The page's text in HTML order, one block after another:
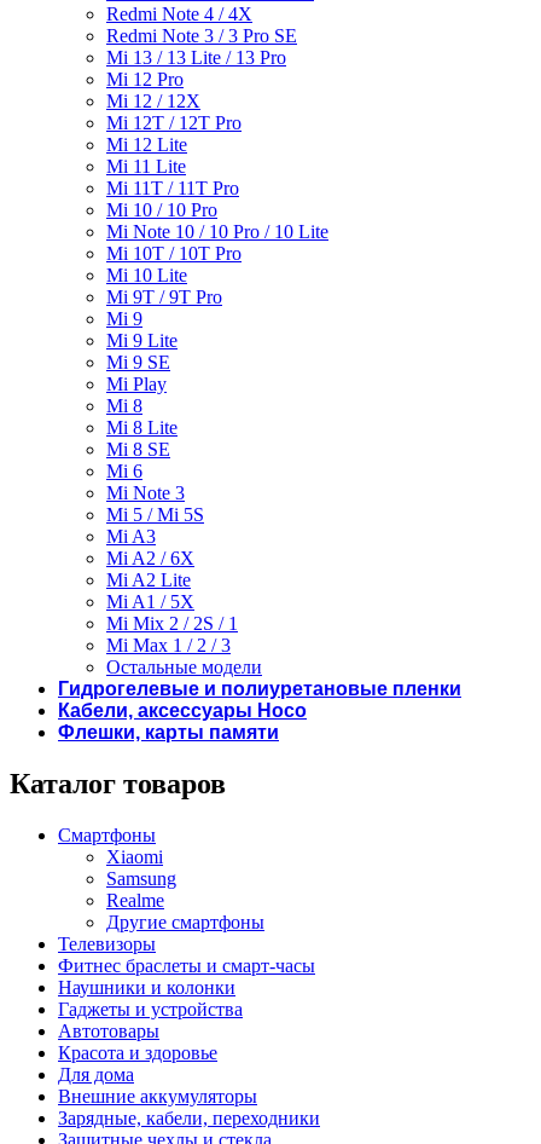
Redmi Note 4 / 4X
Redmi Note 3 / 3 Pro SE
Mi 13 / 13 Lite / 13 Pro
Mi 12 Pro
Mi 12 / 12X
Mi 12T / 12T Pro
Mi 12 Lite
Mi 11 Lite
Mi 11T / 11T Pro
Mi 10 / 10 Pro
Mi Note 10 / 10 Pro / 10 Lite
Mi 10T / 10T Pro
Mi 10 Lite
Mi 9T / 9T Pro
Mi 9
Mi 9 Lite
Mi 9 SE
Mi Play
Mi 8
Mi 8 Lite
Mi 8 SE
Mi 6
Mi Note 3
Mi 5 / Mi 5S
Mi A3
Mi A2 / 6X
Mi A2 Lite
Mi A1 / 5X
Mi Mix 2 / 2S / 1
Mi Max 1 / 2 / 3
Остальные модели
Гидрогелевые и полиуретановые пленки
Кабели, аксессуары Hoco
Флешки, карты памяти
Каталог товаров
Смартфоны
Xiaomi
Samsung
Realme
Другие смартфоны
Телевизоры
Фитнес браслеты и смарт-часы
Наушники и колонки
Гаджеты и устройства
Автотовары
Красота и здоровье
Для дома
Внешние аккумуляторы
Зарядные, кабели, переходники
Защитные чехлы и стекла